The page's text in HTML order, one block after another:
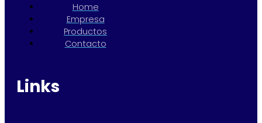
Home
Empresa
Productos
Contacto
Links